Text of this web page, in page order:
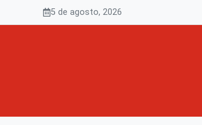
5 de agosto, 2026